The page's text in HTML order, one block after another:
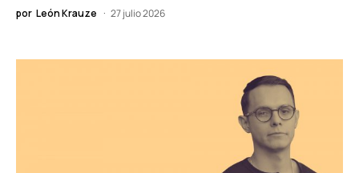
por León Krauze 27 julio 2026